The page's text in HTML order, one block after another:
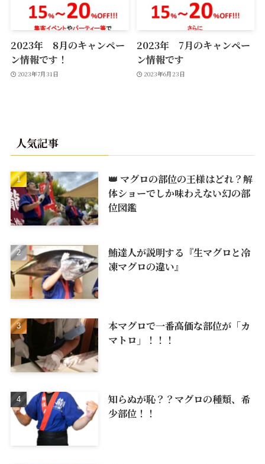
2023年 8月のキャンペー
ン情報です！
2023年7月31日
2023年 7月のキャンペー
ン情報です
2023年6月23日
人気記事
👑 マグロの部位の王様はどれ？解
体ショーでしか味わえない幻の部
位図鑑
鮪達人が説明する『生マグロと冷
凍マグロの違い』
本マグロで一番高価な部位が「カ
マトロ」！！！
知らぬが恥？？マグロの種類、希
少部位！！